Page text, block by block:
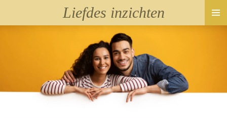
direct
Liefdes inzichten